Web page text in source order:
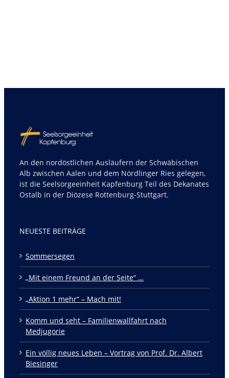
An den nordöstlichen Ausläufern der Schwäbischen
Alb zwischen Aalen und dem Nördlinger Ries gelegen,
ist die Seelsorgeeinheit Kapfenburg Teil des Dekanates
Ostalb in der Diözese Rottenburg-Stuttgart.
NEUESTE BEITRÄGE
Sommersegen
„Mit einem Freund an der Seite“ …
„Aktion 1 mehr“ – Mach mit!
Komm und seht – Familienwallfahrt nach
Medjugorie
Ein völlig neues Leben – Vortrag von Prof. Dr. Albert
Biesinger